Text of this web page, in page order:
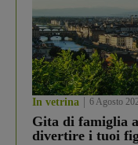
In vetrina 6 Agosto
Gita di famiglia
divertire i tuoi